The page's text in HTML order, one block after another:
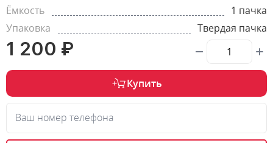
Ёмкость
1 пачка
Упаковка
Твердая пачка
1 200 ₽
Купить
Ваш номер телефона